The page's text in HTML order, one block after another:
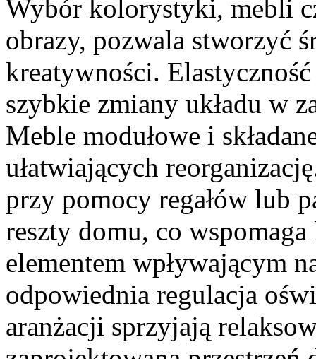
Wybór kolorystyki, mebli
obrazy, pozwala stworzyć
kreatywności.
szybkie zmiany układu w
Meble modułowe i
ułatwiających
przy pomocy regałów lub
reszty domu, co
elementem wpływającym
odpowiednia regulacja
aranżacji sprzyjają